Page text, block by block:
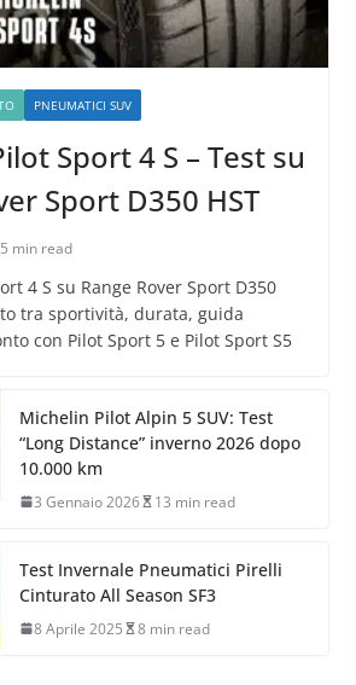
PNEUMATICI SUV
Sport 4 S – Test su
Sport D350 HST
min read
4 S su Range Rover Sport D350
tra sportività, durata, guida
con Pilot Sport 5 e Pilot Sport S5
Michelin Pilot Alpin 5 SUV: Test
“Long Distance” inverno 2026 dopo
10.000 km
3 Gennaio 2026 13 min read
Test Invernale Pneumatici Pirelli
Cinturato All Season SF3
8 Aprile 2025 8 min read